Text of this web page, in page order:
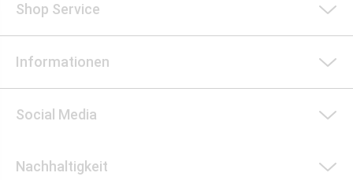
Shop Service
Informationen
Social Media
Nachhaltigkeit